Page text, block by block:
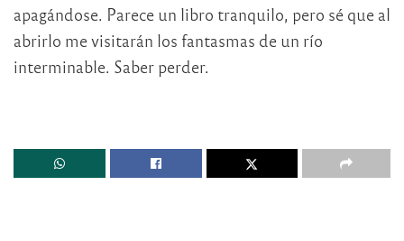
apagándose. Parece un libro tranquilo, pero sé que al
abrirlo me visitarán los fantasmas de un río
interminable. Saber perder.